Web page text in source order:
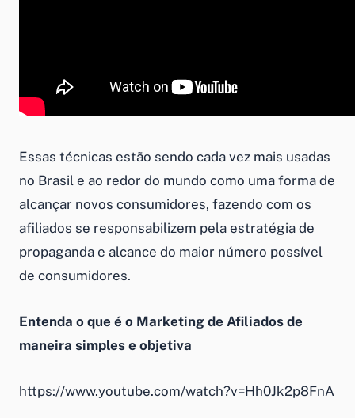
Essas técnicas estão sendo cada vez mais usadas
no Brasil e ao redor do mundo como uma forma de
alcançar novos consumidores, fazendo com os
afiliados se responsabilizem pela estratégia de
propaganda e alcance do maior número possível
de consumidores.
Entenda o que é o Marketing de Afiliados de
maneira simples e objetiva
https://www.youtube.com/watch?v=Hh0Jk2p8FnA